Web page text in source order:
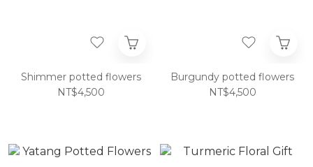
Shimmer potted flowers
NT$4,500
Burgundy potted flowers
NT$4,500